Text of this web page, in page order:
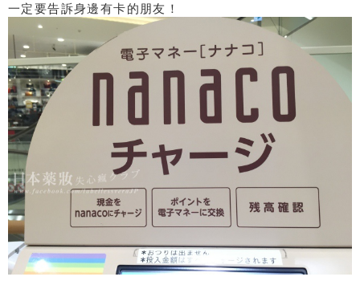
一定要告訴身邊有卡的朋友！